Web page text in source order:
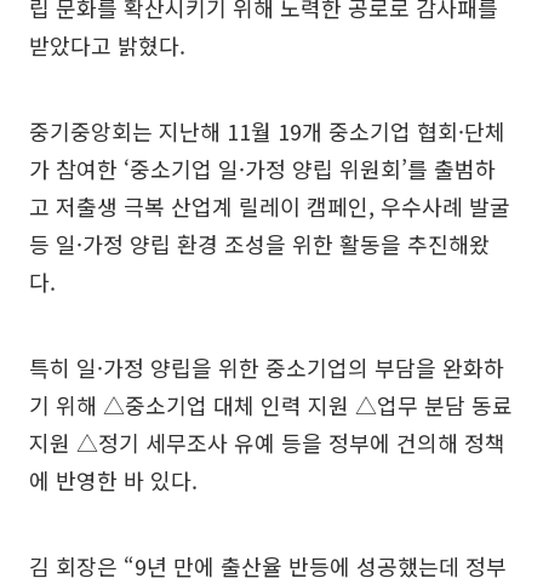
립 문화를 확산시키기 위해 노력한 공로로 감사패를
받았다고 밝혔다.
중기중앙회는 지난해 11월 19개 중소기업 협회·단체
가 참여한 ‘중소기업 일·가정 양립 위원회’를 출범하
고 저출생 극복 산업계 릴레이 캠페인, 우수사례 발굴
등 일·가정 양립 환경 조성을 위한 활동을 추진해왔
다.
특히 일·가정 양립을 위한 중소기업의 부담을 완화하
기 위해 △중소기업 대체 인력 지원 △업무 분담 동료
지원 △정기 세무조사 유예 등을 정부에 건의해 정책
에 반영한 바 있다.
김 회장은 “9년 만에 출산율 반등에 성공했는데 정부